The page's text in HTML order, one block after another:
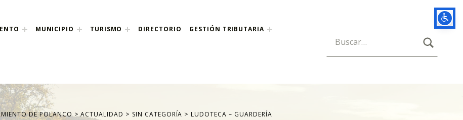
MUNICIPIO TURISMO DIRECTORIO GESTIÓN TRIBUTARIA
Búsqueda para:
DE POLANCO>ACTUALIDAD > SIN CATEGORÍA >LUDOTECA – GUARDERÍA